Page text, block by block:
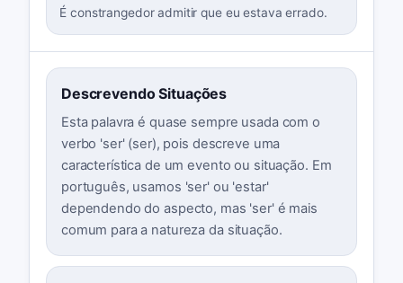
É constrangedor admitir que eu estava errado.
Descrevendo Situações
Esta palavra é quase sempre usada com o
verbo 'ser' (ser), pois descreve uma
característica de um evento ou situação. Em
português, usamos 'ser' ou 'estar'
dependendo do aspecto, mas 'ser' é mais
comum para a natureza da situação.